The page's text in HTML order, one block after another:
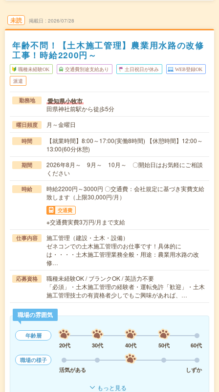
未読 掲載日 2026/07/28
年齢不問！【土木施工管理】農業用水路の改修
工事！時給2200円～
職種未経験OK 交通費別途支給あり 土日祝日が休み WEB登録OK
派遣
勤務地 愛知県小牧市
田県神社前駅から徒歩5分
曜日頻度 月～金曜日
時間
【就業時間】8:00～17:00(実働8時間) 【休憩時間】12:00～
13:00(60分休憩)
期間
2026年8月～ 9月～ 10月～ 〇開始日はお気軽にご相談
ください
時給
時給2200円～3000円 〇交通費：会社規定に基づき実費支給
致します（上限30,000円/月）
交通費
※交通費実費3万円/月まで支給
仕事内容
施工管理（建設・土木・設備）
ゼネコンでの土木施工管理のお仕事です！具体的に
は・・・・土木施工管理業務全般・用途：農業用水路の改
修…
応募資格
職種未経験OK / ブランクOK / 英語力不要
「必須」・土木施工管理の経験者・運転免許「歓迎」・土木
施工管理技士の有資格者少しでもご興味があれば、…
職場の雰囲気
年齢層
20代
30代 40代 50代
60代
職場の様子
活気がある
しずか
もっと見る